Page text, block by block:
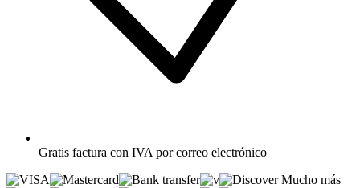
Gratis factura con IVA por correo electrónico
Mucho más